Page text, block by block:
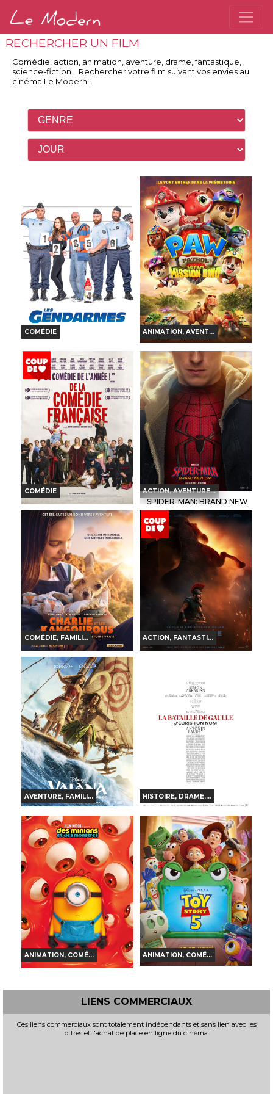
RECHERCHER UN FILM
Comédie, action, animation, aventure, drame, fantastique,
science-fiction... Rechercher votre film suivant vos envies au
cinéma Le Modern !
COMÉDIE
LES GENDARMES
Horaires et Infos
Bande-annonce
Réservation
VF
ANIMATION, AVENT...
LA PAT' PATROUILLE : LE
FILM MISSION DINO
Horaires et Infos
Bande-annonce
Réservation
COMÉDIE
DE LA COMÉDIE-
FRANÇAISE
Horaires et Infos
Bande-annonce
Réservation
VF
ACTION, AVENTURE...
SPIDER-MAN: BRAND NEW
DAY
Horaires et Infos
Bande-annonce
Réservation
VF
COMÉDIE, FAMILI...
CHARLIE ET LES
KANGOUROUS
Horaires et Infos
Bande-annonce
Réservation
ACTION, FANTASTI...
Horaires et Infos
Bande-annonce
Réservation
AVENTURE, FAMILI...
VAIANA, LA LÉGENDE DU
BOUT DU MONDE
Horaires et Infos
Bande-annonce
Réservation
VF
HISTOIRE, DRAME,...
LA BATAILLE DE GAULLE -
PARTIE 2 : J'ÉCRIS TON
NOM
Horaires et Infos
Bande-annonce
Réservation
VF
ANIMATION, COMÉ...
Bande-annonce
ANIMATION, COMÉ...
Horaires et Infos
Bande-annonce
LIENS COMMERCIAUX
Ces liens commerciaux sont totalement indépendants et sans lien avec les
offres et l'achat de place en ligne du cinéma.